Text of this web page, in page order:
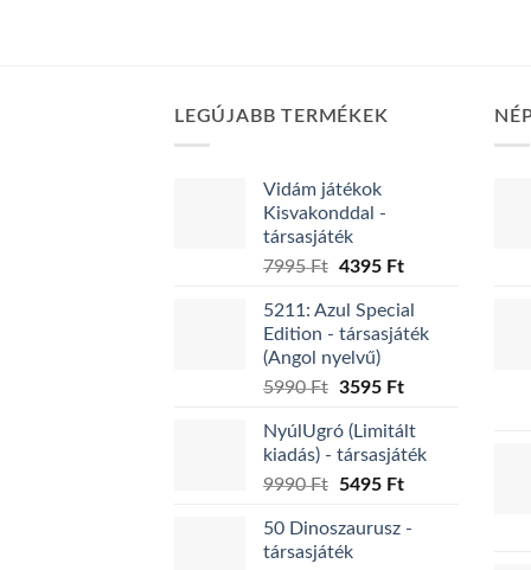
LEGÚJABB TERMÉKEK
Vidám játékok
Kisvakonddal -
társasjáték
7995Ft Original
was:
7995 Ft.
4395 FtCurrent
is:
4395 Ft.
5211: Azul Special
Edition - társasjáték
(Angol nyelvű)
5990Ft Original
was:
5990 Ft.
3595 FtCurrent
is:
3595 Ft.
NyúlUgró (Limitált
kiadás) - társasjáték
9990Ft
Original
was:
9990 Ft.
5495 FtCurrent
is:
50 Dinoszaurusz -
társasjáték